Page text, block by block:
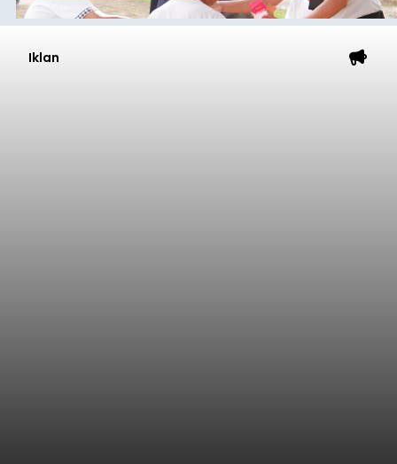
Iklan